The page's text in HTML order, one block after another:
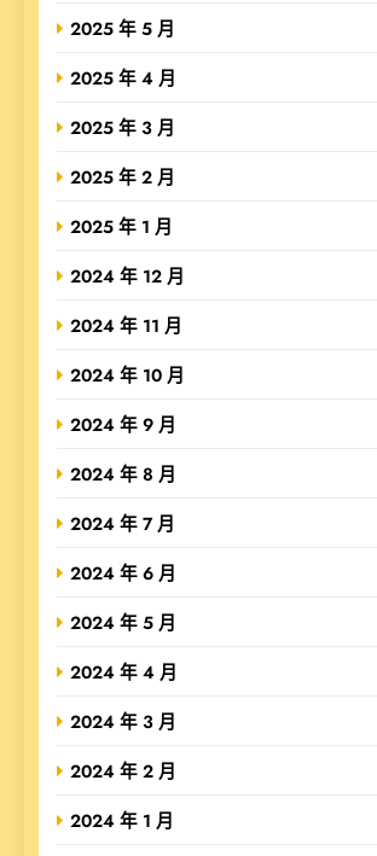
2025 年 5 月
2025 年 4 月
2025 年 3 月
2025 年 2 月
2025 年 1 月
2024 年 12 月
2024 年 11 月
2024 年 10 月
2024 年 9 月
2024 年 8 月
2024 年 7 月
2024 年 6 月
2024 年 5 月
2024 年 4 月
2024 年 3 月
2024 年 2 月
2024 年 1 月